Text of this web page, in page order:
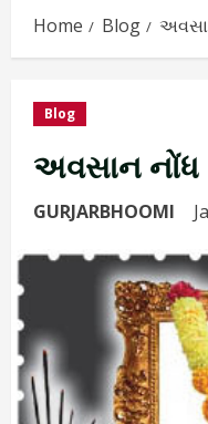
Home Blog
Blog
અવસાન નોંધ
GURJARBHOOMI